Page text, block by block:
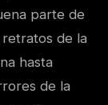
parte de
de la
hasta
de la